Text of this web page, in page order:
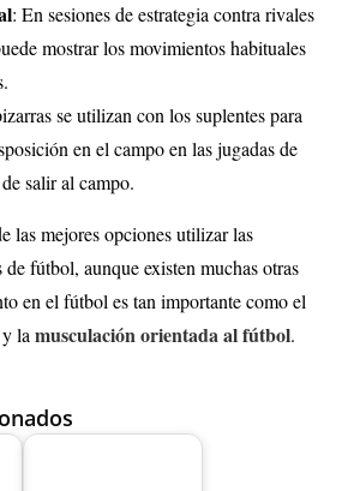
: En sesiones de estrategia contra rivales
mostrar los movimientos habituales
se utilizan con los suplentes para
en el campo en las jugadas de
salir al campo.
las mejores opciones utilizar las
de fútbol, aunque existen muchas otras
en el fútbol es tan importante como el
y lamusculación orientada al fútbol.